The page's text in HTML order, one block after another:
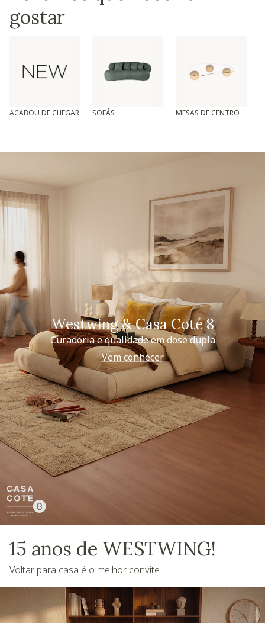
gostar
ACABOU DE CHEGAR SOFÁS MESAS DE CENTRO
Westwing & Casa Coté 8
Curadoria e qualidade em dose dupla
Vem conhecer
15 anos de WESTWING!
Voltar para casa é o melhor convite